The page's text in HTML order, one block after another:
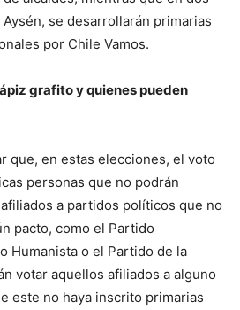
se desarrollarán primarias
por Chile Vamos.
grafito y quienes pueden
que, en estas elecciones, el voto
personas que no podrán
a partidos políticos que no
pacto, como el Partido
Humanista o el Partido de la
votar aquellos afiliados a alguno
este no haya inscrito primarias